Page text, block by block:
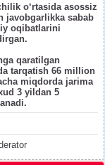
o‘rtasida asossiz
javobgarlikka sabab
oqibatlarini
qaratilgan
tarqatish 66 million
miqdorda jarima
3 yildan 5